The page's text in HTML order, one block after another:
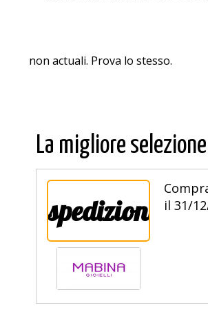
non actuali. Prova lo stesso.
La migliore
spedizione
il 31/